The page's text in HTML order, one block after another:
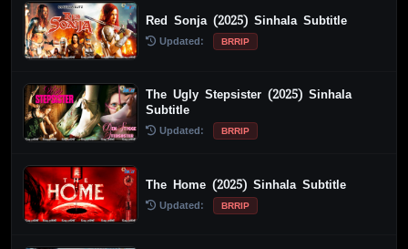
Red Sonja (2025) Sinhala Subtitle
Updated: BRRIP
The Ugly Stepsister (2025) Sinhala
Subtitle
Updated: BRRIP
The Home (2025) Sinhala Subtitle
Updated: BRRIP